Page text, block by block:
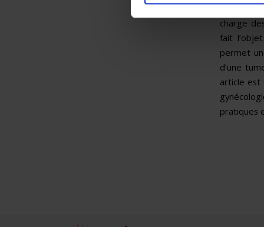
charge
fait
permet
d’une
article est
pratiques